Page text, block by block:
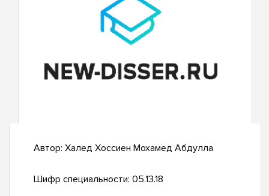
Автор: Халед Хоссиен Мохамед Абдулла
Шифр специальности: 05.13.18